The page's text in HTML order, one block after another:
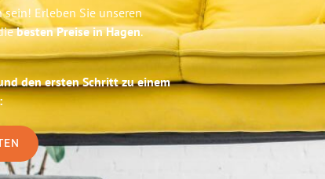
sein! Erleben Sie unseren
besten Preise in Hagen.
den ersten Schritt zu einem